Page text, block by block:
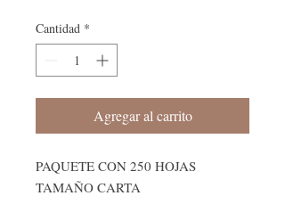
Cantidad *
Agregar al carrito
PAQUETE CON 250 HOJAS
TAMAÑO CARTA